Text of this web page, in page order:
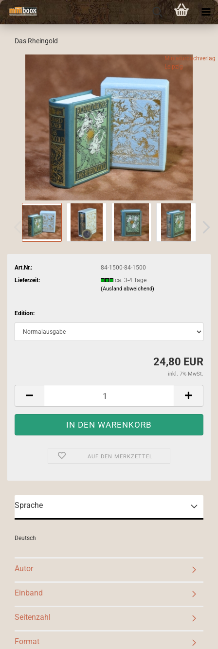
Das Rheingold
Miniaturbuchverlag
Leipzig
Art.Nr.:
84-1500-84-1500
Lieferzeit:
ca. 3-4 Tage
(Ausland abweichend)
Edition:
24,80 EUR
inkl. 7% MwSt.
AUF DEN MERKZETTEL
Sprache
Deutsch
Autor
Einband
Seitenzahl
Format